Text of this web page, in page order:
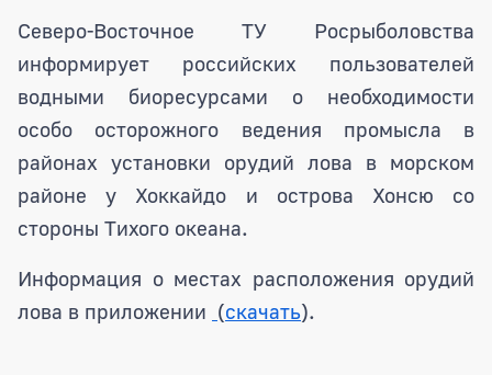
Вниманию пользователей водными
Северо-Восточное ТУ Росрыболовства
информирует российских пользователей
водными биоресурсами о необходимости
особо осторожного ведения промысла в
районах установки орудий лова в морском
районе у Хоккайдо и острова Хонсю со
стороны Тихого океана.
Информация о местах расположения орудий
лова в приложении (скачать).